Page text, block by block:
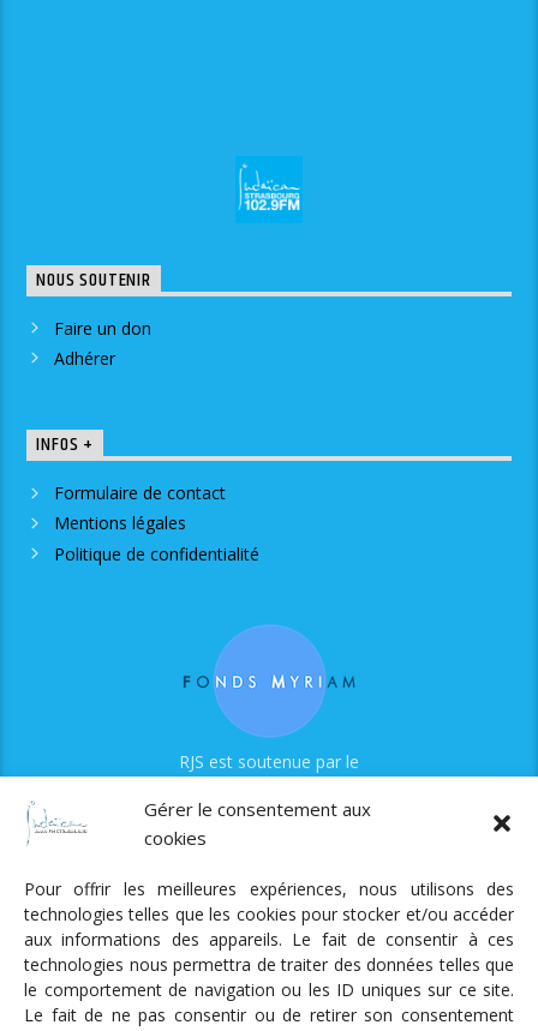
Gérer le consentement aux
cookies
Pour offrir les meilleures expériences, nous utilisons des
technologies telles que les cookies pour stocker et/ou accéder
aux informations des appareils. Le fait de consentir à ces
technologies nous permettra de traiter des données telles que
le comportement de navigation ou les ID uniques sur ce site.
Le fait de ne pas consentir ou de retirer son consentement
NOUS SOUTENIR
Faire un don
Adhérer
INFOS +
Formulaire de contact
Mentions légales
Politique de confidentialité
RJS est soutenue par le
Radio Judaica Strasbourg
Tous droits réservés